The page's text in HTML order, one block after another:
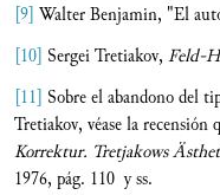
[9] Walter Benjamin, "El
[10] Sergei Tretiakov, Feld-
[11] Sobre el abandono del
Tretiakov, véase la
Korrektur. TretjakowsÄ
1976, pág. 110 y ss.